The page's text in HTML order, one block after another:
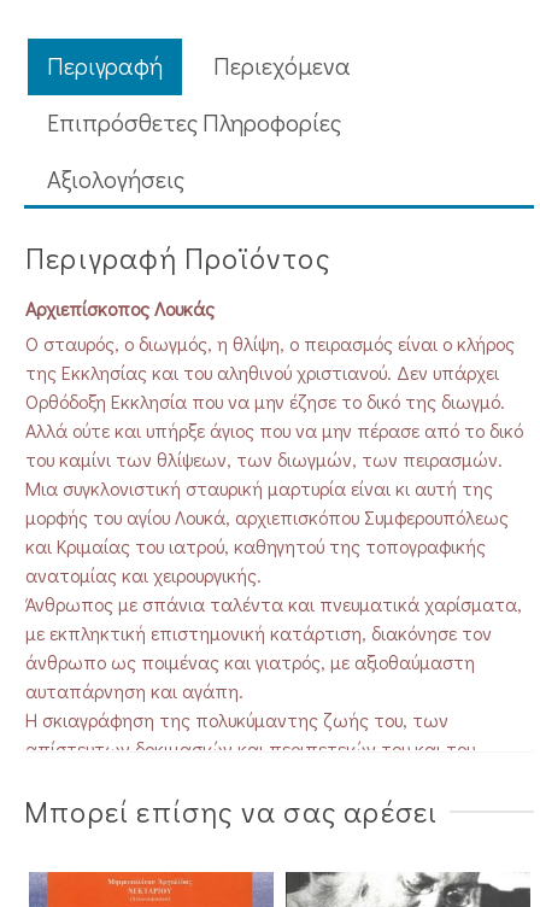
χειρουργός
Περιγραφή
Περιεχόμενα
Επιπρόσθετες Πληροφορίες
Aξιολογήσεις
Περιγραφή Προϊόντος
Αρχιεπίσκοπος Λουκάς
Ο σταυρός, ο διωγμός, η θλίψη, ο πειρασμός είναι ο κλήρος
της Εκκλησίας και του αληθινού χριστιανού. Δεν υπάρχει
Ορθόδοξη Εκκλησία που να μην έζησε το δικό της διωγμό.
Αλλά ούτε και υπήρξε άγιος που να μην πέρασε από το δικό
του καμίνι των θλίψεων, των διωγμών, των πειρασμών.
Μια συγκλονιστική σταυρική μαρτυρία είναι κι αυτή της
μορφής του αγίου Λουκά, αρχιεπισκόπου Συμφερουπόλεως
και Κριμαίας του ιατρού, καθηγητού της τοπογραφικής
ανατομίας και χειρουργικής.
Άνθρωπος με σπάνια ταλέντα και πνευματικά χαρίσματα,
με εκπληκτική επιστημονική κατάρτιση, διακόνησε τον
άνθρωπο ως ποιμένας και γιατρός, με αξιοθαύμαστη
αυταπάρνηση και αγάπη.
Η σκιαγράφηση της πολυκύμαντης ζωής του, των
απίστευτων δοκιμασιών και περιπετειών του και του
ελπίδα πως το μαρτύριο και η πολύτιμη μαρτυρία του θα
προσφέρουν πολλά στο λαό του Θεού και ιδιαίτερα στους
παρουσίαση στο οπισθόφυλλο του βιβλίου)
Μπορεί επίσης να σας αρέσει